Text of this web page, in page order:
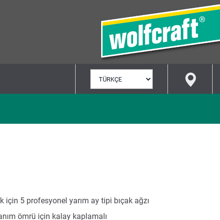
SEÇ
için 5 profesyonel yarım ay tipi bıçak ağzı
ömrü için kalay kaplamalı